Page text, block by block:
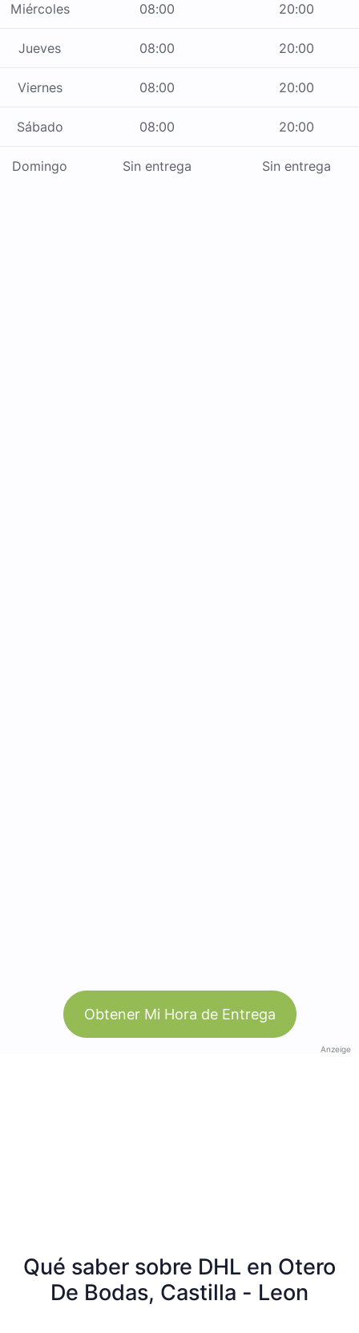
Miércoles 08:00 20:00
Jueves 08:00 20:00
Viernes 08:00 20:00
Sábado 08:00 20:00
Domingo Sin entrega Sin entrega
Obtener Mi Hora de Entrega
Anzeige
Qué saber sobre DHL en Otero
De Bodas, Castilla - Leon